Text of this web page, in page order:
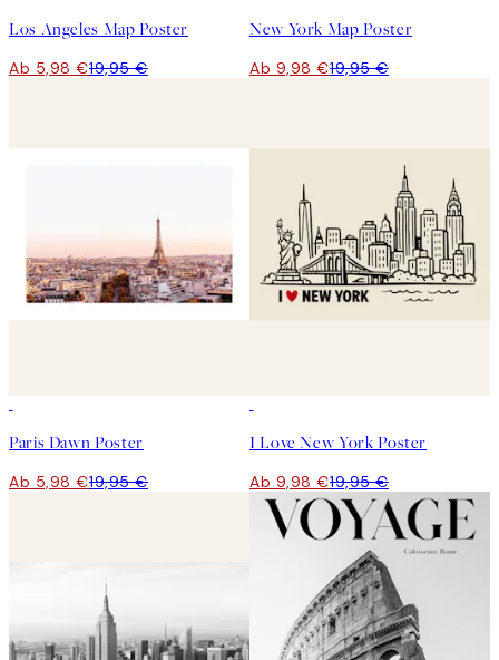
Los Angeles Map Poster
Ab 5,98 €19,95 €
New York Map Poster
Ab 9,98 €19,95 €
Paris Dawn Poster
Ab 5,98 €19,95 €
I Love New York Poster
Ab 9,98 €19,95 €